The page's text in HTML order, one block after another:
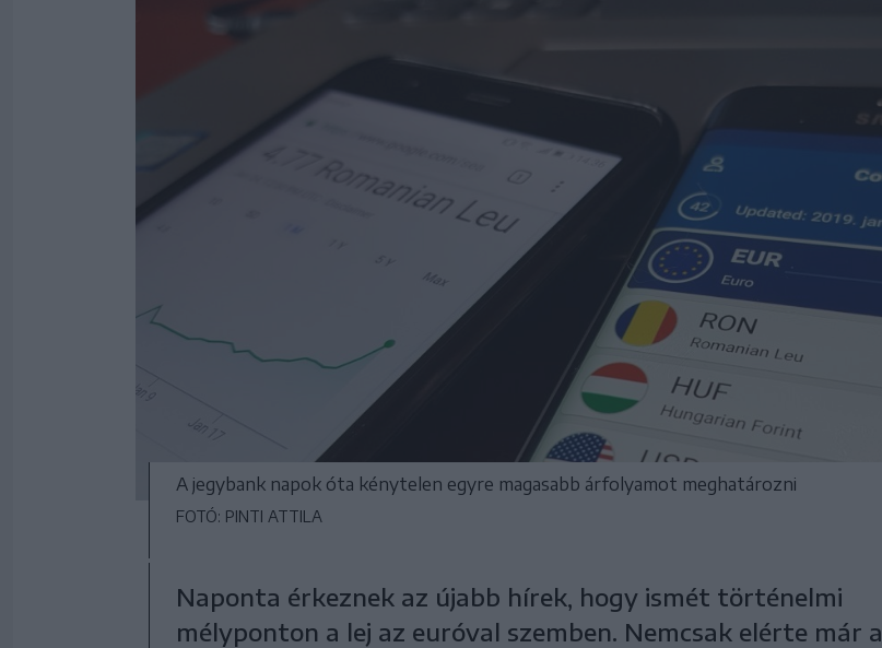
A jegybank napok óta kénytelen egyre magasabb árfolyamot meghatározni
FOTÓ: PINTI ATTILA
Naponta érkeznek az újabb hírek, hogy ismét történelmi
mélyponton a lej az euróval szemben. Nemcsak elérte már a